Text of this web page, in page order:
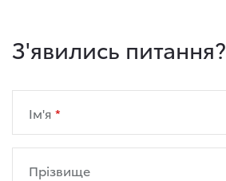
З'явились питання?
Ім'я
Прізвище